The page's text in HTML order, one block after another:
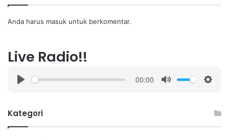
Anda harus masuk untuk berkomentar.
Live Radio!!
a
00:00
Kategori